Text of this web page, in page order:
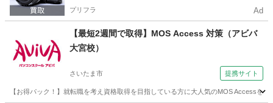
プリフラ Ad
【最短2週間で取得】MOS Access 対策（アビバ
大宮校）
さいたま市 提携サイト
【お得パック！】就転職を考え資格取得を目指している方に大人気のMOS Accessを